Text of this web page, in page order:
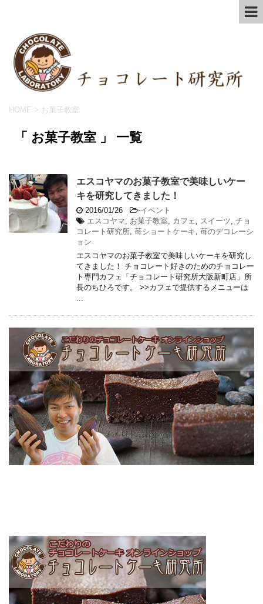
HOME > お菓子教室
「 お菓子教室 」 一覧
エスコヤマのお菓子教室で美味しいケー
キを研究してきました！
2016/01/26 -イベント
エスコヤマ
お菓子教室 カフェ スイーツ チョ
コレート研究所 苺ショートケーキ 苺のデコレーシ
ョン
エスコヤマのお菓子教室で美味しいケーキを研究し
てきました！ チョコレート好きのためのチョコレー
ト専門カフェ「チョコレート研究所大阪新町店」所
長のちひろです。 >>カフェで提供するメニューは